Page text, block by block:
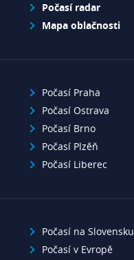
Počasí radar
Mapa oblačnosti
Počasí Praha
Počasí Ostrava
Počasí Brno
Počasí Plzěň
Počasí Liberec
Počasí na Slovensku
Počasí v Evropě